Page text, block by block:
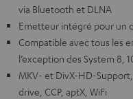
via Bluetooth et DLNA
Emetteur intégré pour un
Compatible avec tous les
l’exception des System 8,
MKV- et DivX-HD-Support,
drive, CCP, aptX, WiFi